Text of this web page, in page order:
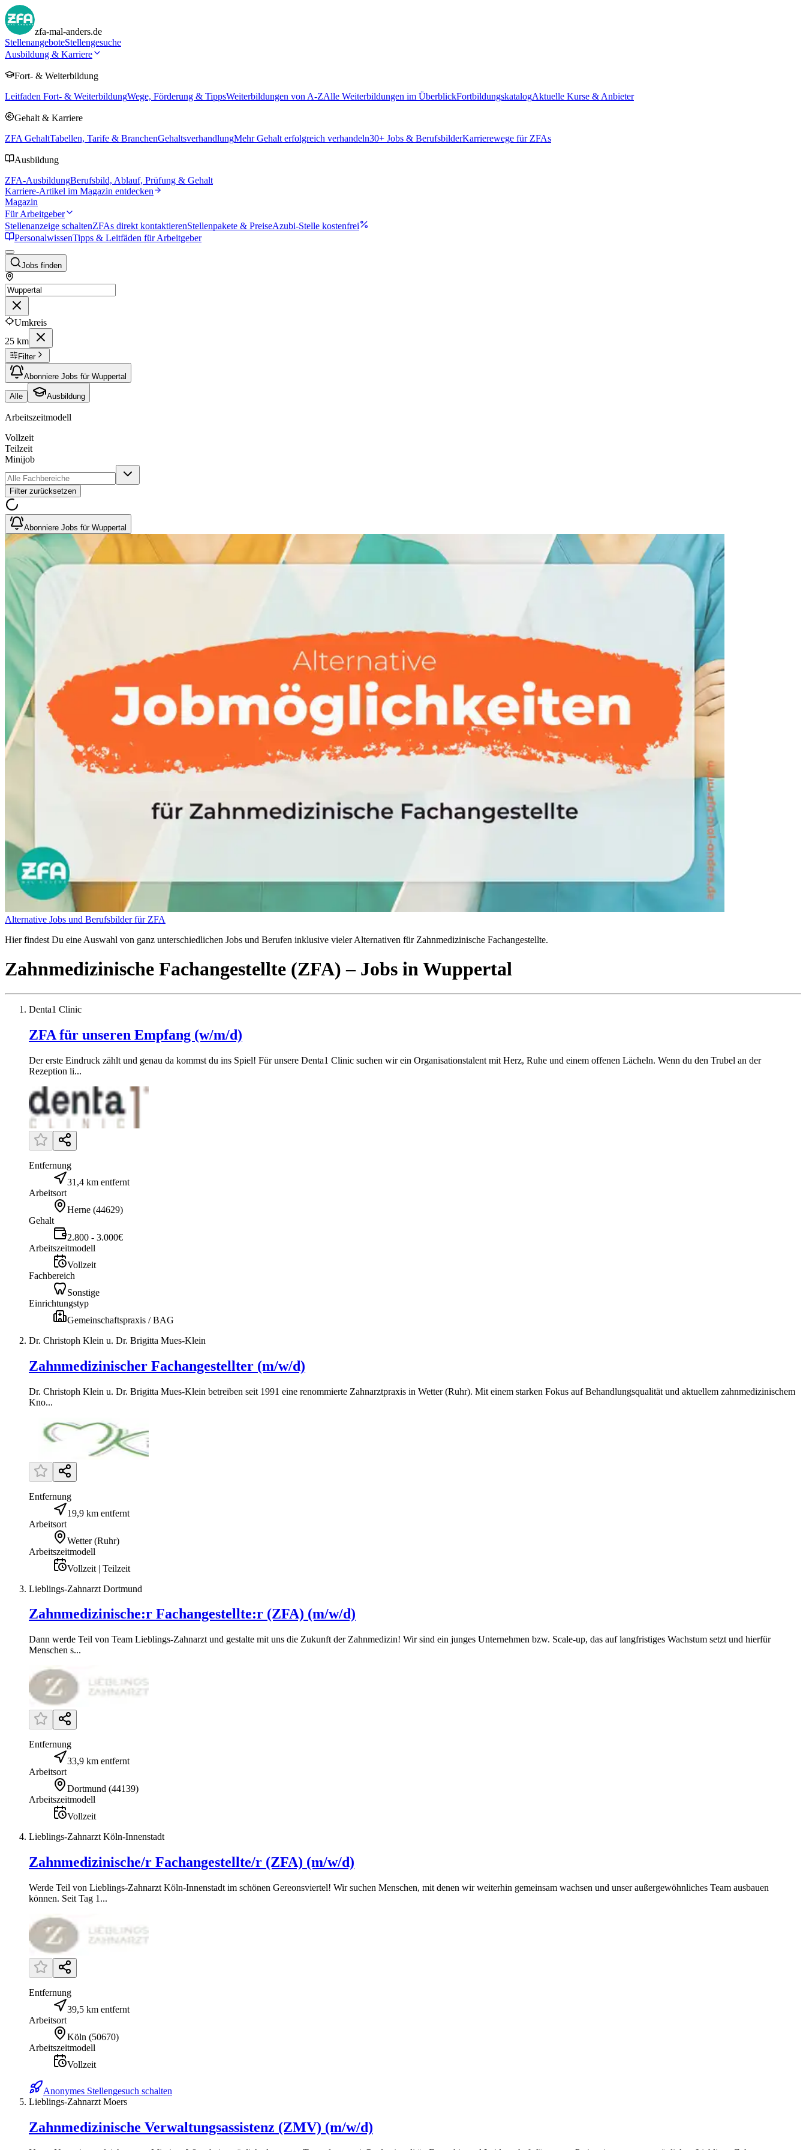
zfa-mal-anders.de
StellenangeboteStellengesuche
Ausbildung & Karriere
Fort- & Weiterbildung
Leitfaden Fort- & WeiterbildungWege, Förderung & TippsWeiterbildungen von A-ZAlle Weiterbildungen im ÜberblickFortbildungskatalogAktuelle Kurse & Anbieter
Gehalt & Karriere
ZFA GehaltTabellen, Tarife & BranchenGehaltsverhandlungMehr Gehalt erfolgreich verhandeln30+ Jobs & BerufsbilderKarrierewege für ZFAs
Ausbildung
ZFA-AusbildungBerufsbild, Ablauf, Prüfung & Gehalt
Karriere-Artikel im Magazin entdecken
Magazin
Für Arbeitgeber
Stellenanzeige schaltenZFAs direkt kontaktierenStellenpakete & PreiseAzubi-Stelle kostenfrei
PersonalwissenTipps & Leitfäden für Arbeitgeber
Jobs finden
Umkreis
25 km
Filter
Abonniere Jobs für Wuppertal
Alle Ausbildung
Arbeitszeitmodell
Vollzeit
Teilzeit
Minijob
Filter zurücksetzen
Abonniere Jobs für Wuppertal
Alternative Jobs und Berufsbilder für ZFA
Hier findest Du eine Auswahl von ganz unterschiedlichen Jobs und Berufen inklusive vieler Alternativen für Zahnmedizinische Fachangestellte.
Zahnmedizinische Fachangestellte (ZFA) – Jobs inWuppertal
Denta1 Clinic
ZFA für unseren Empfang (w/m/d)
Der erste Eindruck zählt und genau da kommst du ins Spiel! Für unsere Denta1 Clinic suchen wir ein Organisationstalent mit Herz, Ruhe und einem offenen Lächeln. Wenn du den Trubel an der
Rezeption li...
Entfernung
31,4 km entfernt
Arbeitsort
Herne (44629)
Gehalt
2.800 - 3.000€
Arbeitszeitmodell
Vollzeit
Fachbereich
Sonstige
Einrichtungstyp
Gemeinschaftspraxis / BAG
Dr. Christoph Klein u. Dr. Brigitta Mues-Klein
Zahnmedizinischer Fachangestellter (m/w/d)
Dr. Christoph Klein u. Dr. Brigitta Mues-Klein betreiben seit 1991 eine renommierte Zahnarztpraxis in Wetter (Ruhr). Mit einem starken Fokus auf Behandlungsqualität und aktuellem zahnmedizinischem
Kno...
Entfernung
19,9 km entfernt
Arbeitsort
Wetter (Ruhr)
Arbeitszeitmodell
Vollzeit | Teilzeit
Lieblings-Zahnarzt Dortmund
Zahnmedizinische:r Fachangestellte:r (ZFA) (m/w/d)
Dann werde Teil von Team Lieblings-Zahnarzt und gestalte mit uns die Zukunft der Zahnmedizin! Wir sind ein junges Unternehmen bzw. Scale-up, das auf langfristiges Wachstum setzt und hierfür
Menschen s...
Entfernung
33,9 km entfernt
Arbeitsort
Dortmund (44139)
Arbeitszeitmodell
Vollzeit
Lieblings-Zahnarzt Köln-Innenstadt
Zahnmedizinische/r Fachangestellte/r (ZFA) (m/w/d)
Werde Teil von Lieblings-Zahnarzt Köln-Innenstadt im schönen Gereonsviertel! Wir suchen Menschen, mit denen wir weiterhin gemeinsam wachsen und unser außergewöhnliches Team ausbauen
können. Seit Tag 1...
Entfernung
39,5 km entfernt
Arbeitsort
Köln (50670)
Arbeitszeitmodell
Vollzeit
Anonymes Stellengesuch schalten
Lieblings-Zahnarzt Moers
Zahnmedizinische Verwaltungsassistenz (ZMV) (m/w/d)